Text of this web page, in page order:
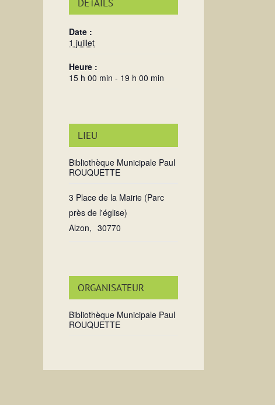
DÉTAILS
Date :
1 juillet
Heure :
15 h 00 min - 19 h 00 min
LIEU
Bibliothèque Municipale Paul
ROUQUETTE
3 Place de la Mairie (Parc
près de l'église)
Alzon, 30770
ORGANISATEUR
Bibliothèque Municipale Paul
ROUQUETTE